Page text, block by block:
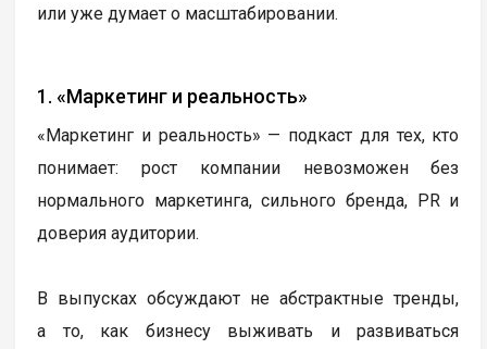
или уже думает о масштабировании.
1. «Маркетинг и реальность»
«Маркетинг и реальность» — подкаст для тех, кто
понимает: рост компании невозможен без
нормального маркетинга, сильного бренда, PR и
доверия аудитории.
В выпусках обсуждают не абстрактные тренды,
а то, как бизнесу выживать и развиваться